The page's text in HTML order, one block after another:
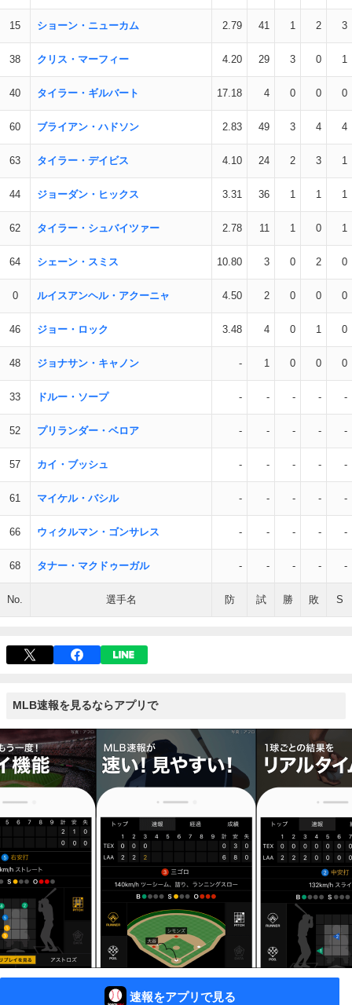
15 ショーン・ニューカム 2.79 41 1 2 3
38 クリス・マーフィー 4.20 29 3 0 1
40 タイラー・ギルバート 17.18 4 0 0 0
60 ブライアン・ハドソン 2.83 49 3 4 4
63 タイラー・デイビス 4.10 24 2 3 1
44 ジョーダン・ヒックス 3.31 36 1 1 1
62 タイラー・シュバイツァー 2.78 11 1 0 1
64 シェーン・スミス 10.80 3 0 2 0
0 ルイスアンヘル・アクーニャ 4.50 2 0 0 0
46 ジョー・ロック 3.48 4 0 1 0
48 ジョナサン・キャノン - 1 0 0 0
33 ドルー・ソープ - - - - -
52 プリランダー・ベロア - - - - -
57 カイ・ブッシュ - - - - -
61 マイケル・バシル - - - - -
66 ウィクルマン・ゴンサレス - - - - -
68 タナー・マクドゥーガル - - - - -
No. 選手名 防 試 勝 敗 S
MLB速報を見るならアプリで
速報をアプリで見る